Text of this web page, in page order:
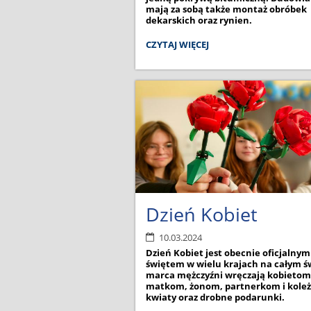
mają za sobą także montaż obróbek
dekarskich oraz rynien.
HALA
KOLORÓW:
CZYTAJ WIĘCEJ
Dzień Kobiet
10.03.2024
Dzień Kobiet jest obecnie oficjalnym
świętem w wielu krajach na całym
marca mężczyźni wręczają kobietom
matkom, żonom, partnerkom i
kwiaty oraz drobne podarunki.